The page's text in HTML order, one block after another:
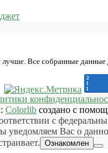
Все собранные
Colorlib создано с
с
уведомляем Вас о
Ознакомлен